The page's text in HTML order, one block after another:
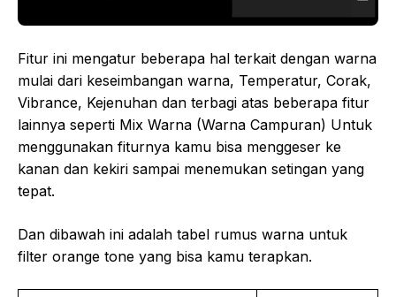
Fitur ini mengatur beberapa hal terkait dengan warna
mulai dari keseimbangan warna, Temperatur, Corak,
Vibrance, Kejenuhan dan terbagi atas beberapa fitur
lainnya seperti Mix Warna (Warna Campuran) Untuk
menggunakan fiturnya kamu bisa menggeser ke
kanan dan kekiri sampai menemukan setingan yang
tepat.
Dan dibawah ini adalah tabel rumus warna untuk
filter orange tone yang bisa kamu terapkan.